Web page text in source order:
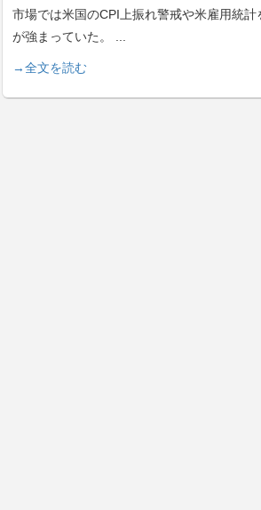
市場では米国のCPI上振れ警戒や米雇用統計
が強まっていた。
→全文を読む